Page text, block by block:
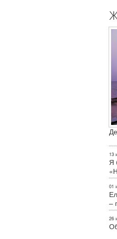
13
Я
01
–
26